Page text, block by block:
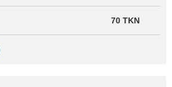
70 TKN